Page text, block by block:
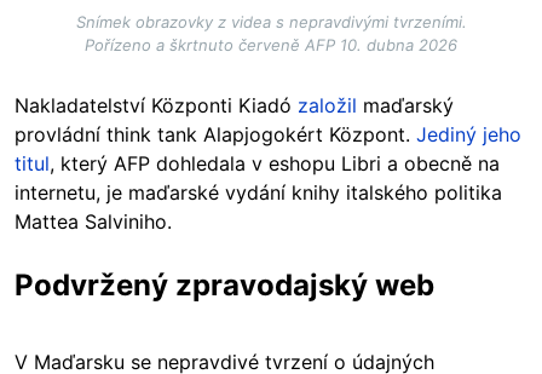
Snímek obrazovky z videa s nepravdivými tvrzeními.
Pořízeno a škrtnuto červeně AFP 10. dubna 2026
Nakladatelství Központi Kiadó založil maďarský
provládní think tank Alapjogokért Központ. Jediný jeho
titul, který AFP dohledala v eshopu Libri a obecně na
internetu, je maďarské vydání knihy italského politika
Mattea Salviniho.
Podvržený zpravodajský web
V Maďarsku se nepravdivé tvrzení o údajných